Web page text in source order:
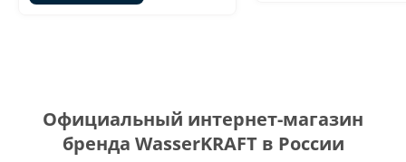
Официальный интернет-магазин
бренда WasserKRAFT в России